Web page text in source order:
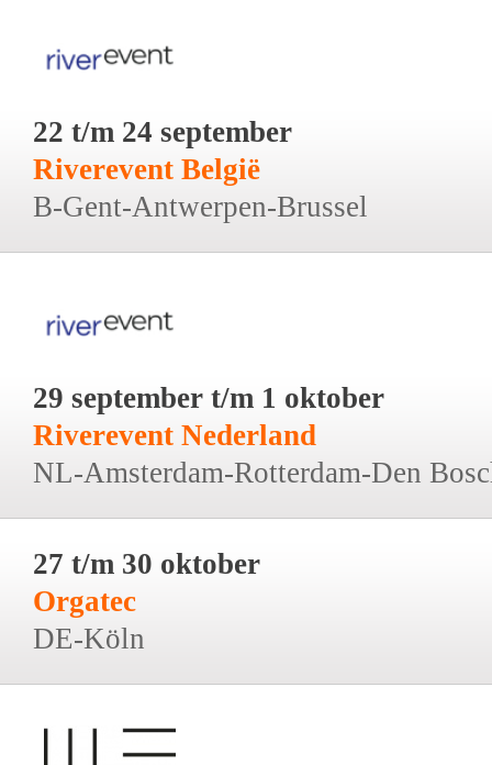
22 t/m 24 september
Riverevent België
B-Gent-Antwerpen-Brussel
29 september t/m 1 oktober
Riverevent Nederland
NL-Amsterdam-Rotterdam-Den
27 t/m 30 oktober
Orgatec
DE-Köln